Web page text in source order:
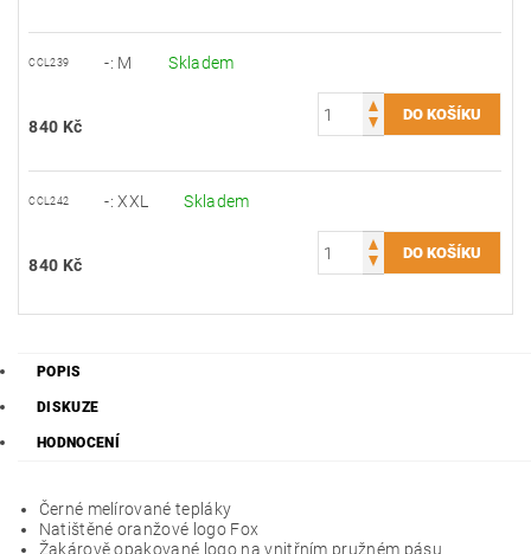
CCL239 -: M Skladem
840 Kč
CCL242 -: XXL Skladem
840 Kč
POPIS
DISKUZE
HODNOCENÍ
Černé melírované tepláky
Natištěné oranžové logo Fox
Žakárově opakované logo na vnitřním pružném pásu